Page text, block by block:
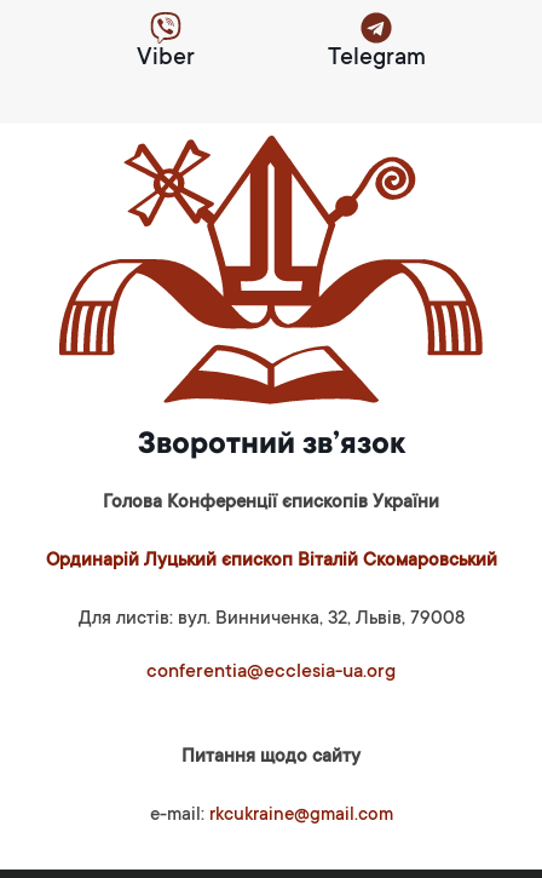
Viber Telegram
Зворотний зв’язок
Голова Конференції єпископів України
Ординарій Луцький єпископ Віталій Скомаровський
Для листів: вул. Винниченка, 32, Львів, 79008
conferentia@ecclesia-ua.org
Питання щодо сайту
e-mail: rkcukraine@gmail.com